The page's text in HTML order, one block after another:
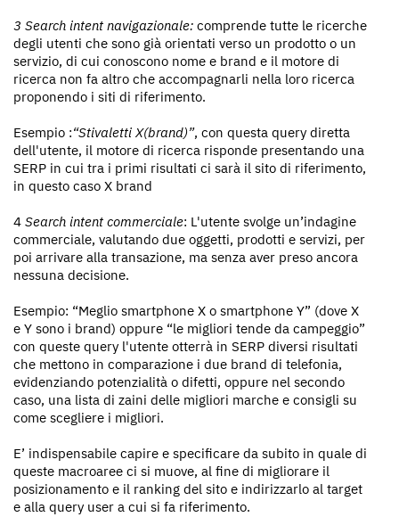
3 Search intent navigazionale: comprende tutte le ricerche
degli utenti che sono già orientati verso un prodotto o un
servizio, di cui conoscono nome e brand e il motore di
ricerca non fa altro che accompagnarli nella loro ricerca
proponendo i siti di riferimento.
Esempio :“Stivaletti X(brand)”, con questa query diretta
dell'utente, il motore di ricerca risponde presentando una
SERP in cui tra i primi risultati ci sarà il sito di riferimento,
in questo caso X brand
4 Search intent commerciale: L'utente svolge un’indagine
commerciale, valutando due oggetti, prodotti e servizi, per
poi arrivare alla transazione, ma senza aver preso ancora
nessuna decisione.
Esempio: “Meglio smartphone X o smartphone Y” (dove X
e Y sono i brand) oppure “le migliori tende da campeggio”
con queste query l'utente otterrà in SERP diversi risultati
che mettono in comparazione i due brand di telefonia,
evidenziando potenzialità o difetti, oppure nel secondo
caso, una lista di zaini delle migliori marche e consigli su
come scegliere i migliori.
E’ indispensabile capire e specificare da subito in quale di
queste macroaree ci si muove, al fine di migliorare il
posizionamento e il ranking del sito e indirizzarlo al target
e alla query user a cui si fa riferimento.